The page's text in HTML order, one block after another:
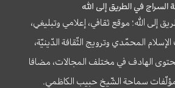
في الطريق إلى الله
إلى الله؛ موقع ثقافي، إعلامي وتبليغي،
المحمّدي وترويج الثّقافة الدّينيّة،
الهادف في مختلف المجالات، مضافا
سماحة الشّيخ حبيب الكاظمي.